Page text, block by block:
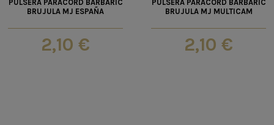
PULSERA PARACORD BARBARIC
BRUJULA MJ ESPAÑA
2,10 €
PULSERA PARACORD BARBARIC
BRUJULA MJ MULTICAM
2,10 €